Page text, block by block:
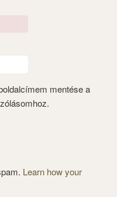
mentése a
Learn how your